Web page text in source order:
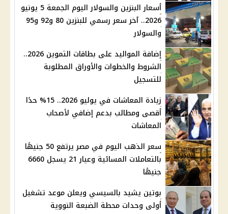
أسعار البنزين والسولار اليوم الجمعة 5 يونيو
2026.. آخر سعر رسمي للبنزين 80 و92 و95
والسولار
إضافة المواليد على بطاقات التموين 2026..
الشروط والخطوات والأوراق المطلوبة
للتسجيل
زيادة المعاشات في يوليو 2026.. 15% حدًا
أقصى ومطالب بدعم إضافي لأصحاب
المعاشات
سعر الذهب اليوم في مصر يرتفع 50 جنيهًا
بالتعاملات المسائية وعيار 21 يسجل 6660
جنيهًا
بوتين يشيد بالسيسي ويعلن موعد تشغيل
أولى وحدات محطة الضبعة النووية